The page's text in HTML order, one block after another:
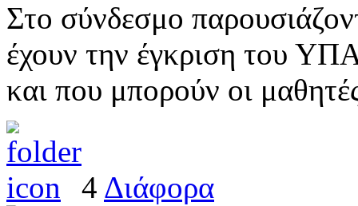
Στο σύνδεσμο
έχουν την έγκριση του
και που μπορούν οι
4 Διάφορα